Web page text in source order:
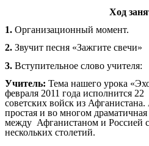
Ход
1. Организационный момент.
2. Звучит песня «Зажгите свечи»
3. Вступительное слово учителя:
Учитель: Тема нашего урока
февраля 2011 года исполнится
советских войск из
простая и во многом
между Афганистаном и Россией
нескольких столетий.